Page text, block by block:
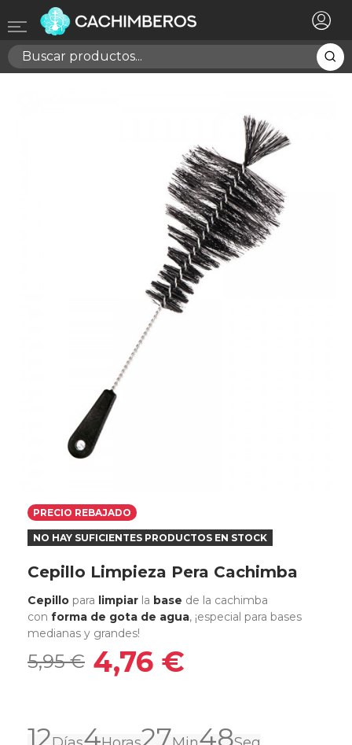
PRECIO REBAJADO
NO HAY SUFICIENTES PRODUCTOS EN STOCK
Cepillo Limpieza Pera Cachimba
Cepillo para limpiar la base de la cachimba
con forma de gota de agua, ¡especial para bases
medianas y grandes!
5,95 € 4,76 €
12 4 27 48
Registrarse ×
Necesitas hacer login para guardar productos en tu
Registrarse